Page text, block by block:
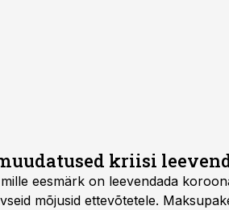
kriisi
eesmärk on leevendada
mõjusid ettevõtetele.